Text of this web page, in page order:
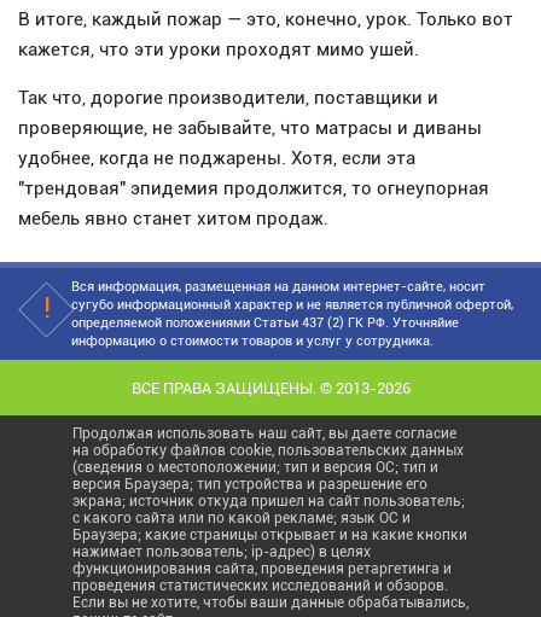
В итоге, каждый пожар — это, конечно, урок. Только вот
кажется, что эти уроки проходят мимо ушей.
Так что, дорогие производители, поставщики и
проверяющие, не забывайте, что матрасы и диваны
удобнее, когда не поджарены. Хотя, если эта
"трендовая" эпидемия продолжится, то огнеупорная
мебель явно станет хитом продаж.
Вся информация, размещенная на данном интернет-сайте, носит
сугубо информационный характер и не является публичной офертой,
определяемой положениями Статьи 437 (2) ГК РФ. Уточняйие
информацию о стоимости товаров и услуг у сотрудника.
ВСЕ ПРАВА ЗАЩИЩЕНЫ. © 2013-2026
Продолжая использовать наш сайт, вы даете согласие
на обработку файлов cookie, пользовательских данных
(сведения о местоположении; тип и версия ОС; тип и
версия Браузера; тип устройства и разрешение его
экрана; источник откуда пришел на сайт пользователь;
с какого сайта или по какой рекламе; язык ОС и
Браузера; какие страницы открывает и на какие кнопки
нажимает пользователь; ip-адрес) в целях
функционирования сайта, проведения ретаргетинга и
проведения статистических исследований и обзоров.
Если вы не хотите, чтобы ваши данные обрабатывались,